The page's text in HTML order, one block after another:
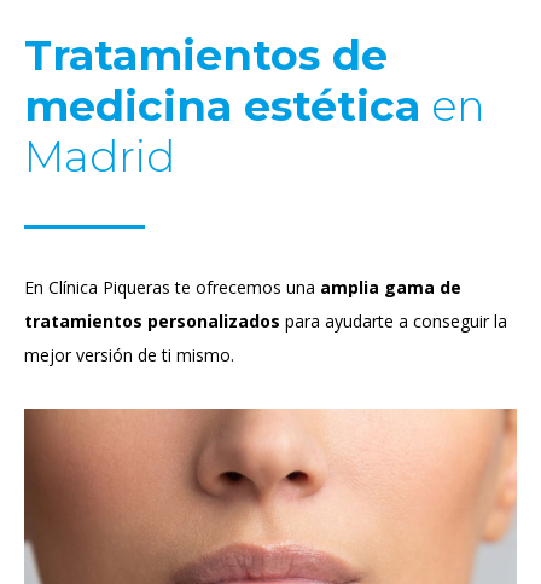
Tratamientos de
medicina estética en
Madrid
En Clínica Piqueras te ofrecemos una amplia gama de
tratamientos personalizados para ayudarte a conseguir la
mejor versión de ti mismo.